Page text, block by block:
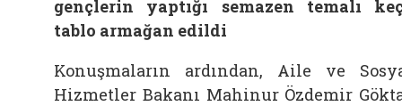
gençlerin yaptığı semazen temalı
tablo armağan edildi
Konuşmaların ardından, Aile ve
Hizmetler Bakanı Mahinur Özdemir